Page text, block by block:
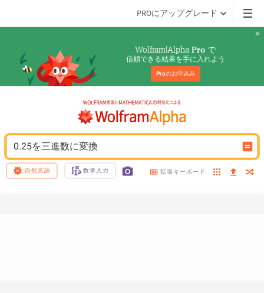
PROにアップグレード
Wolfram|Alpha Pro で
信頼できる結果を手に入れよう
Proのお申込み
0.25を三進数に変換
自然言語 数学入力 拡張キーボード